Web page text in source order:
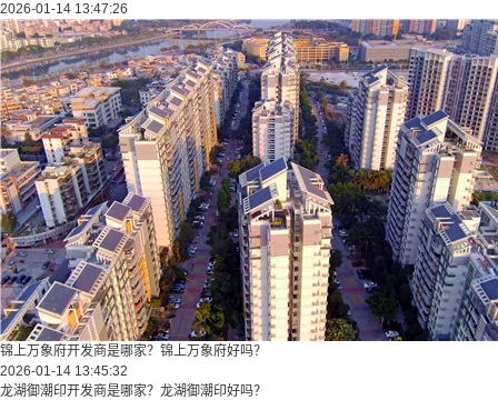
2026-01-14 13:47:26
锦上万象府开发商是哪家？锦上万象府好吗？
2026-01-14 13:45:32
龙湖御潮印开发商是哪家？龙湖御潮印好吗？